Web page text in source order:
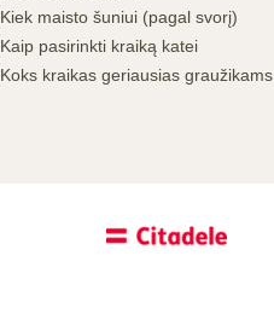
Kiek maisto šuniui (pagal svorį)
Kaip pasirinkti kraiką katei
Koks kraikas geriausias graužikams